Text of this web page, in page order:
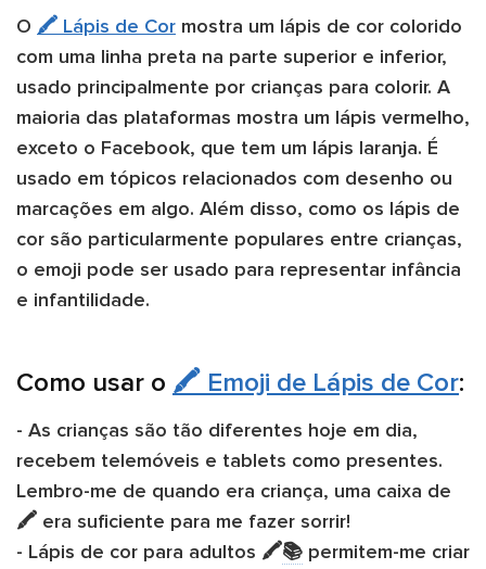
O 🖍️ Lápis de Cor mostra um lápis de cor colorido
com uma linha preta na parte superior e inferior,
usado principalmente por crianças para colorir. A
maioria das plataformas mostra um lápis vermelho,
exceto o Facebook, que tem um lápis laranja. É
usado em tópicos relacionados com desenho ou
marcações em algo. Além disso, como os lápis de
cor são particularmente populares entre crianças,
o emoji pode ser usado para representar infância
e infantilidade.
Como usar o 🖍️ Emoji de Lápis de Cor:
- As crianças são tão diferentes hoje em dia,
recebem telemóveis e tablets como presentes.
Lembro-me de quando era criança, uma caixa de
🖍️ era suficiente para me fazer sorrir!
- Lápis de cor para adultos 🖍️📚 permitem-me criar